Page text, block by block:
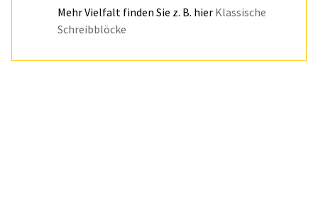
Mehr Vielfalt finden Sie z. B. hier Klassische
Schreibblöcke